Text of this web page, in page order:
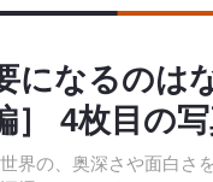
になるのは
4枚目の
界の、奥深さや面白さ